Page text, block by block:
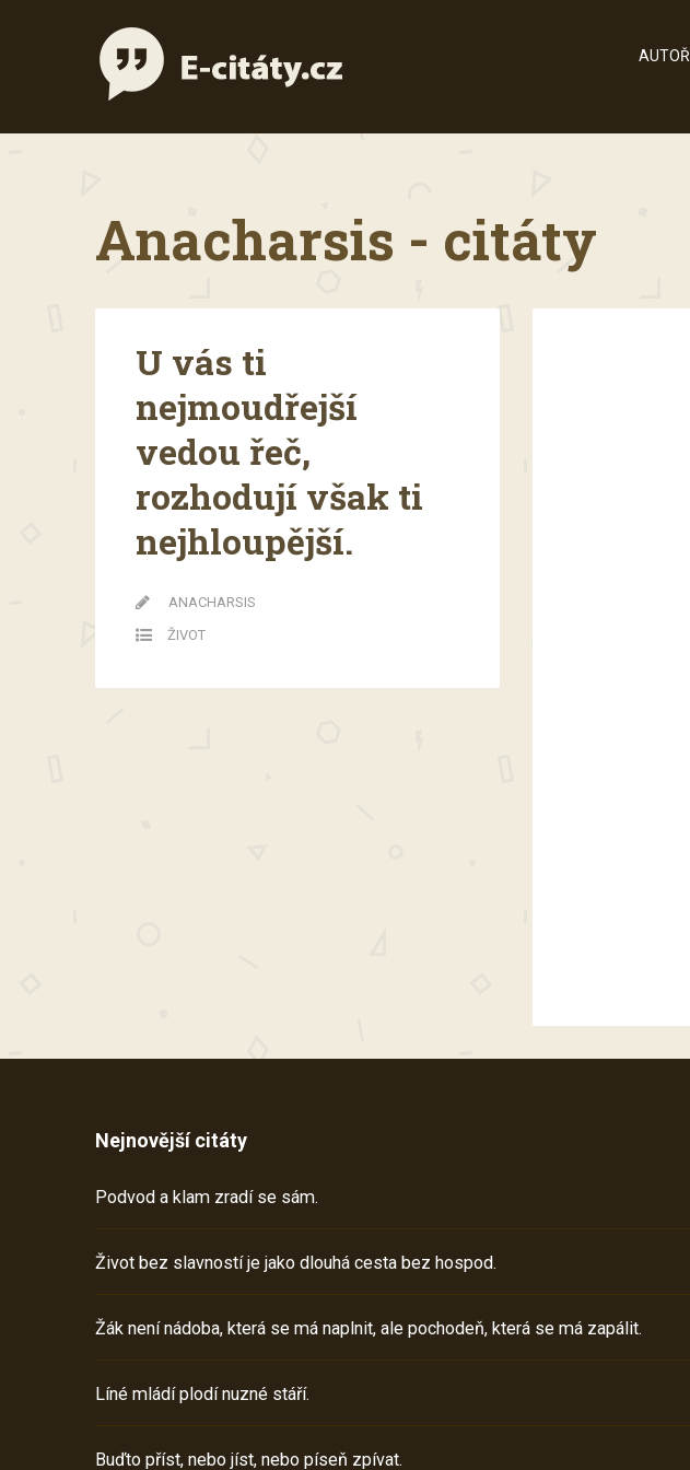
AUTOŘI
Anacharsis - citáty
U vás ti
nejmoudřejší
vedou řeč,
rozhodují však ti
nejhloupější.
ANACHARSIS
ŽIVOT
Nejnovější citáty
Podvod a klam zradí se sám.
Život bez slavností je jako dlouhá cesta bez hospod.
Žák není nádoba, která se má naplnit, ale pochodeň, která se má zapálit.
Líné mládí plodí nuzné stáří.
Buďto příst, nebo jíst, nebo píseň zpívat.